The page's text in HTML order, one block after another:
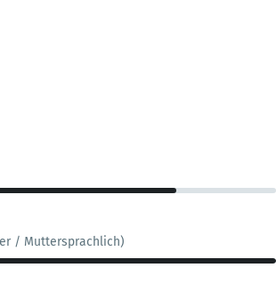
/ Muttersprachlich)